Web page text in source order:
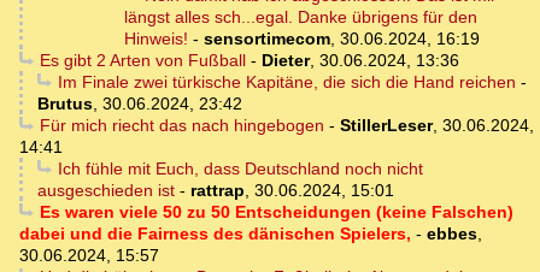
längst alles sch...egal. Danke übrigens für den
Hinweis! - sensortimecom, 30.06.2024, 16:19
Es gibt 2 Arten von Fußball- Dieter, 30.06.2024, 13:36
Im Finale zwei türkische Kapitäne, die sich die Hand reichen -
Brutus, 30.06.2024, 23:42
Für mich riecht das nach hingebogen - StillerLeser, 30.06.2024,
14:41
Ich fühle mit Euch, dass Deutschland noch nicht
ausgeschieden ist - rattrap, 30.06.2024, 15:01
Es waren viele 50 zu 50 Entscheidungen (keine Falschen)
dabei und die Fairness des dänischen Spielers, - ebbes,
30.06.2024, 15:57